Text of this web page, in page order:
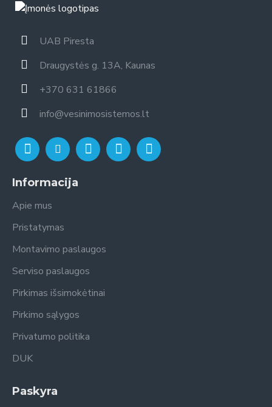
UAB Piresta
Draugystės g. 13A, Kaunas
+370 631 61866
info@vesinimosistemos.lt
Informacija
Apie mus
Pristatymas
Montavimo paslaugos
Serviso paslaugos
Pirkimas išsimokėtinai
Pirkimo sąlygos
Privatumo politika
DUK
Paskyra